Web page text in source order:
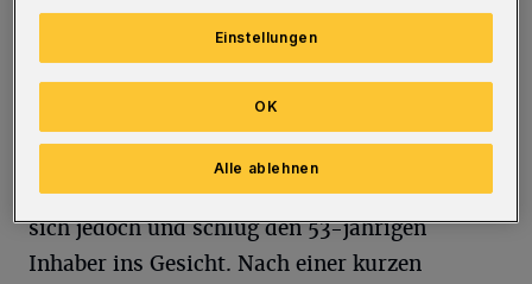
griff in die Auslage des Kiosks und flüchtete
erneut.
Als der Kioskbetreiber das bemerkte, verfolgte
er den Dieb durch die Fußgängerzone und
versuchte ihn festzuhalten. Der Täter wehrte
sich jedoch und schlug den 53-jährigen
Inhaber ins Gesicht. Nach einer kurzen
Einstellungen
Alle ablehnen
OK